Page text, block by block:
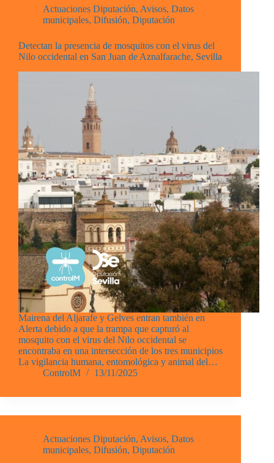
Actuaciones Diputación, Avisos, Datos
municipales, Difusión, Diputación
Detectan la presencia de mosquitos con el virus del
Nilo occidental en San Juan de Aznalfarache, Sevilla
Mairena del Aljarafe y Gelves entran también en
Alerta debido a que la trampa que capturó al
mosquito con el virus del Nilo occidental se
encontraba en una intersección de los tres municipios
La vigilancia humana, entomológica y animal del…
ControlM
13/11/2025
Actuaciones Diputación, Avisos, Datos
municipales, Difusión, Diputación